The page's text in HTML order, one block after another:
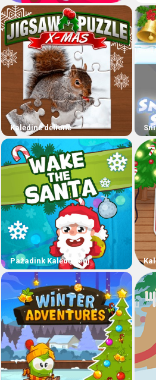
Kalėdinė dėlionė
Pažadink Kalėdų senį